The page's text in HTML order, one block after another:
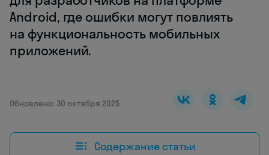
Android, где ошибки могут повлиять
на функциональность мобильных
приложений.
Обновлено: 30 октября 2025
Содержание статьи